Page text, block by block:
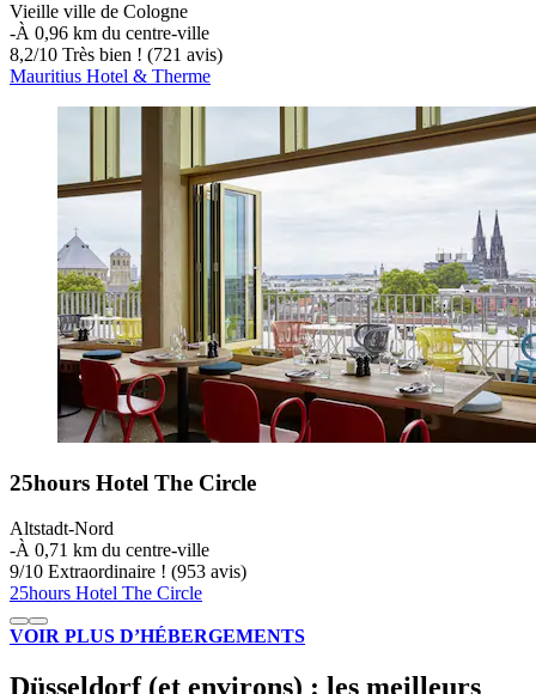
Vieille ville de Cologne
‐À 0,96 km du centre-ville
8,2/10 Très bien ! (721 avis)
Mauritius Hotel & Therme
25hours Hotel The Circle
Altstadt-Nord
‐À 0,71 km du centre-ville
9/10 Extraordinaire ! (953 avis)
25hours Hotel The Circle
VOIR PLUS D’HÉBERGEMENTS
Düsseldorf (et environs) : les meilleurs